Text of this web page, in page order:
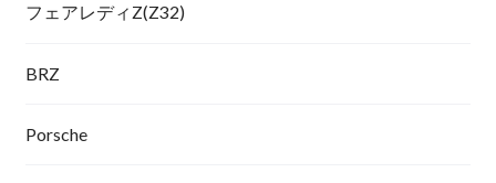
フェアレディZ(Z32)
BRZ
Porsche